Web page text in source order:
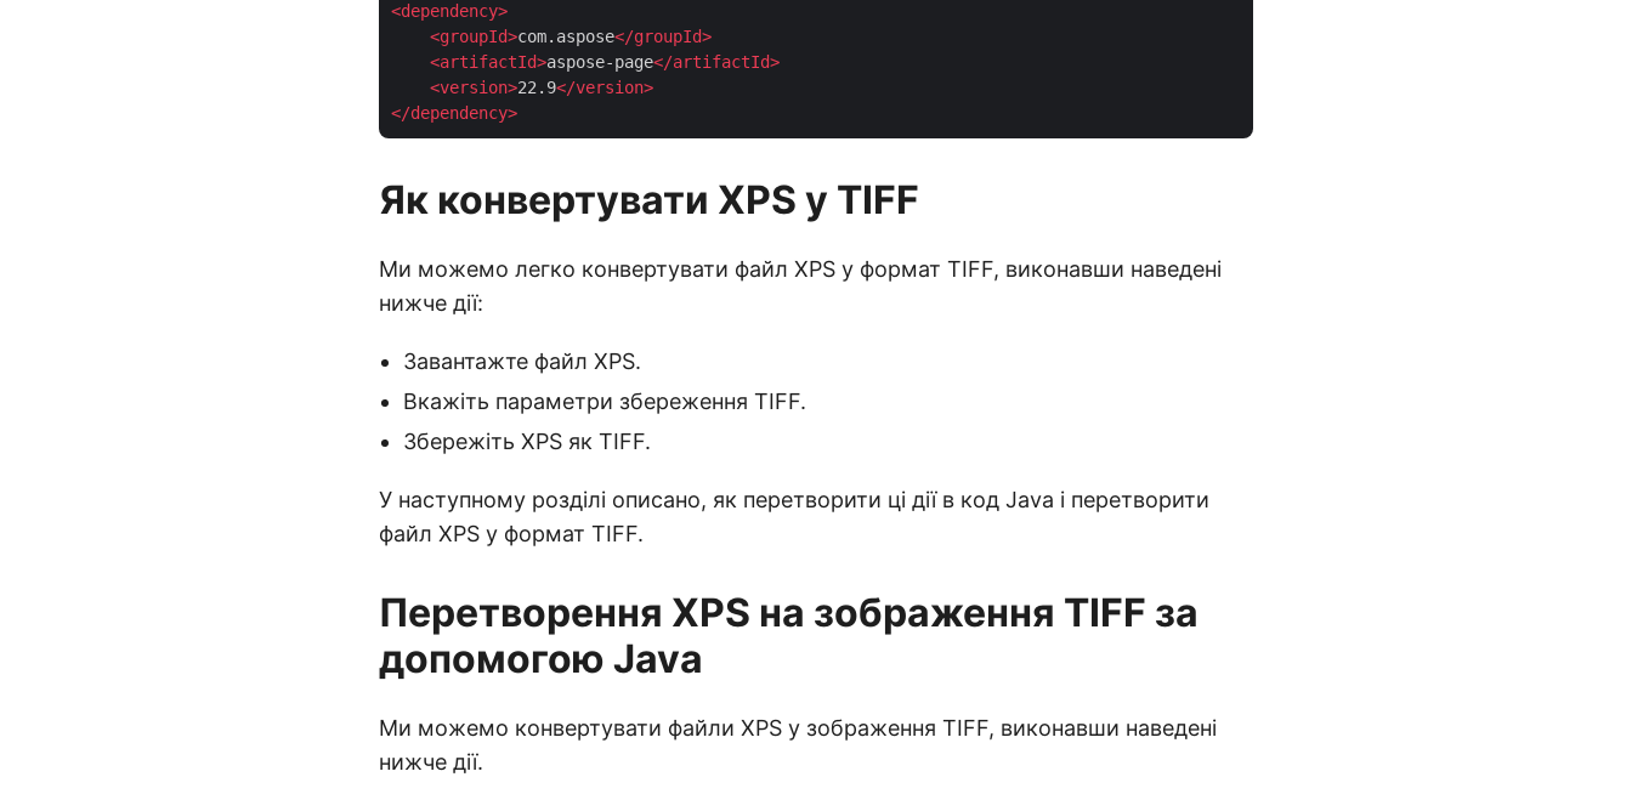
<dependency>
<groupId>com.aspose</groupId>
<artifactId>aspose-page</artifactId>
<version>22.9</version>
</dependency>
Як конвертувати XPS у TIFF
Ми можемо легко конвертувати файл XPS у формат TIFF, виконавши наведені
нижче дії:
Завантажте файл XPS.
Вкажіть параметри збереження TIFF.
Збережіть XPS як TIFF.
У наступному розділі описано, як перетворити ці дії в код Java і перетворити
файл XPS у формат TIFF.
Перетворення XPS на зображення TIFF за
допомогою Java
Ми можемо конвертувати файли XPS у зображення TIFF, виконавши наведені
нижче дії.